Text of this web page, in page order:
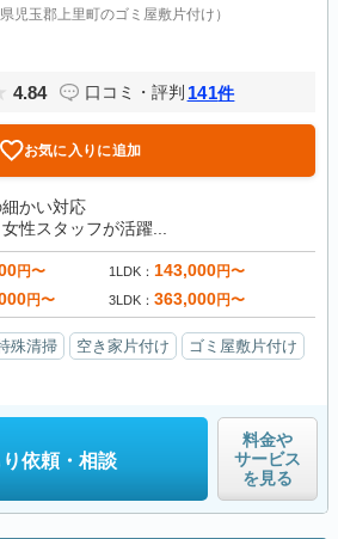
県児玉郡上里町のゴミ屋敷片付け）
4.84 口コミ・評判 141件
お気に入りに追加
かい対応
性スタッフが活躍...
円〜 1LDK 143,000円〜
円〜 3LDK 363,000円〜
殊清掃 空き家片付け
ゴミ屋敷片付け
り依頼・相談
料金や
サービス
を見る